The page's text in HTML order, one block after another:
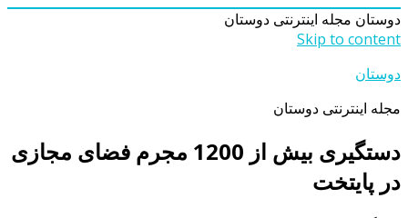
دوستان مجله اینترنتی دوستان
Skip to content
دوستان
مجله اینترنتی دوستان
دستگیری بیش از 1200 مجرم فضای مجازی
در پایتخت